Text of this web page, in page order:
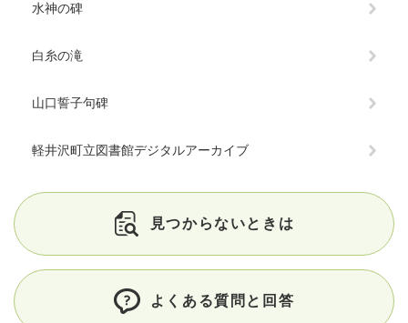
水神の碑
白糸の滝
山口誓子句碑
軽井沢町立図書館デジタルアーカイブ
見つからないときは
よくある質問と回答